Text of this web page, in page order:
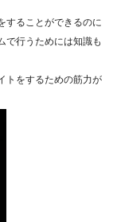
することができるのに
で行うためには知識も
トをするための筋力が